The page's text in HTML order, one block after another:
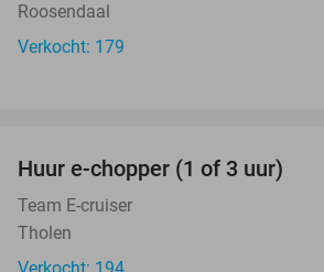
Roosendaal
Verkocht: 179
Huur e-chopper (1 of 3 uur)
Team E-cruiser
Tholen